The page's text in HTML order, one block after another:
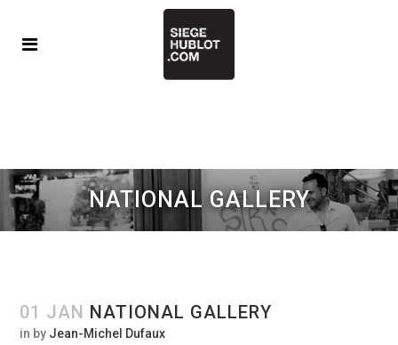
NATIONAL GALLERY
01 JAN NATIONAL GALLERY
in by Jean-Michel Dufaux